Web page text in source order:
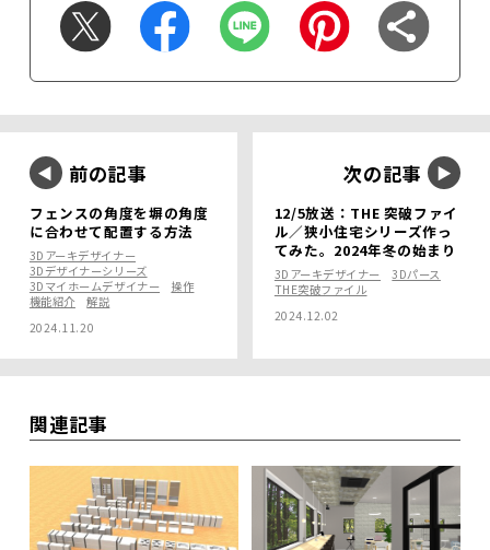
前の記事
フェンスの角度を塀の角度
に合わせて配置する方法
3Dアーキデザイナー
3Dデザイナーシリーズ
3Dマイホームデザイナー
操作
機能紹介
解説
2024.11.20
次の記事
12/5放送：THE 突破ファイ
ル／狭小住宅シリーズ作っ
てみた。2024年冬の始まり
3Dアーキデザイナー
3Dパース
THE突破ファイル
2024.12.02
関連記事